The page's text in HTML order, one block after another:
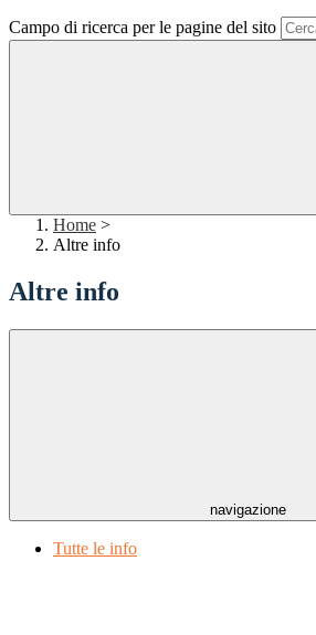
Campo di ricerca per le pagine del sito
Home >
Altre info
Altre info
navigazione
Tutte le info